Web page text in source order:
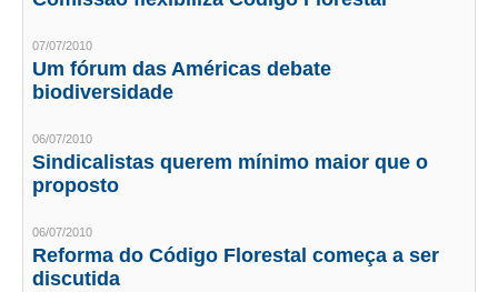
CAMPANHAS SALARIAIS
COMUNICAÇÃO
PALAVRA DO MURILO
NOTÍCIAS
CONTEÚDO ESPECIAL
JORNAL DO ENGENHEIRO
07/07/2010
Um fórum das Américas debate
biodiversidade
06/07/2010
Sindicalistas querem mínimo maior que o
proposto
06/07/2010
Reforma do Código Florestal começa a ser
discutida